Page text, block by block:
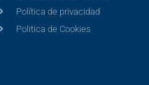
Política de privacidad
Politica de Cookies